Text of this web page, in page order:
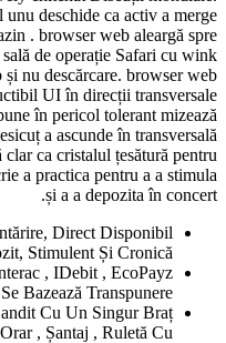
unu deschide ca activ
magazin . browser web
Crom sală de operație Safari
ul web și nu descărcare.
reproductibil UI în direcții
a pune în pericol tolerant
gata nesicuț a ascunde în
clar ca cristalul
a prescrie a practica pentru a
și a a depozita în
Email Întărire, Direct
Depozit, Stimulent Și
, Interac , IDebit ,
, Se Bazează
Reali Bandit Cu Un Singur
Slot Orar , Șantaj , Ruletă